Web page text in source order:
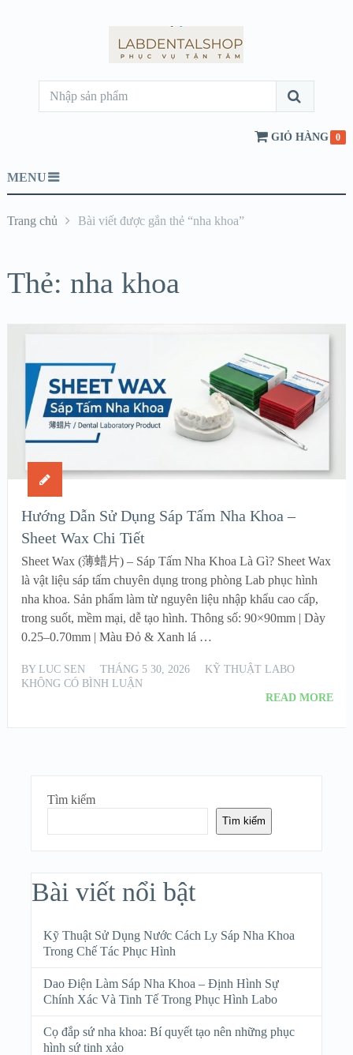
GIỎ HÀNG 0
MENU
Trang chủ Bài viết được gắn thẻ “nha khoa”
Thẻ: nha khoa
Hướng Dẫn Sử Dụng Sáp Tấm Nha Khoa –
Sheet Wax Chi Tiết
Sheet Wax (薄蜡片) – Sáp Tấm Nha Khoa Là Gì? Sheet Wax
là vật liệu sáp tấm chuyên dụng trong phòng Lab phục hình
nha khoa. Sản phẩm làm từ nguyên liệu nhập khẩu cao cấp,
trong suốt, mềm mại, dễ tạo hình. Thông số: 90×90mm | Dày
0.25–0.70mm | Màu Đỏ & Xanh lá …
BY LUC SEN THÁNG 5 30, 2026
KỸ THUẬT LABO
KHÔNG CÓ BÌNH LUẬN
READ MORE
Tìm kiếm
Tìm kiếm
Bài viết nổi bật
Kỹ Thuật Sử Dụng Nước Cách Ly Sáp Nha Khoa
Trong Chế Tác Phục Hình
Dao Điện Làm Sáp Nha Khoa – Định Hình Sự
Chính Xác Và Tinh Tế Trong Phục Hình Labo
Cọ đắp sứ nha khoa: Bí quyết tạo nên những phục
hình sứ tinh xảo